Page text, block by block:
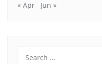
« Apr Jun »